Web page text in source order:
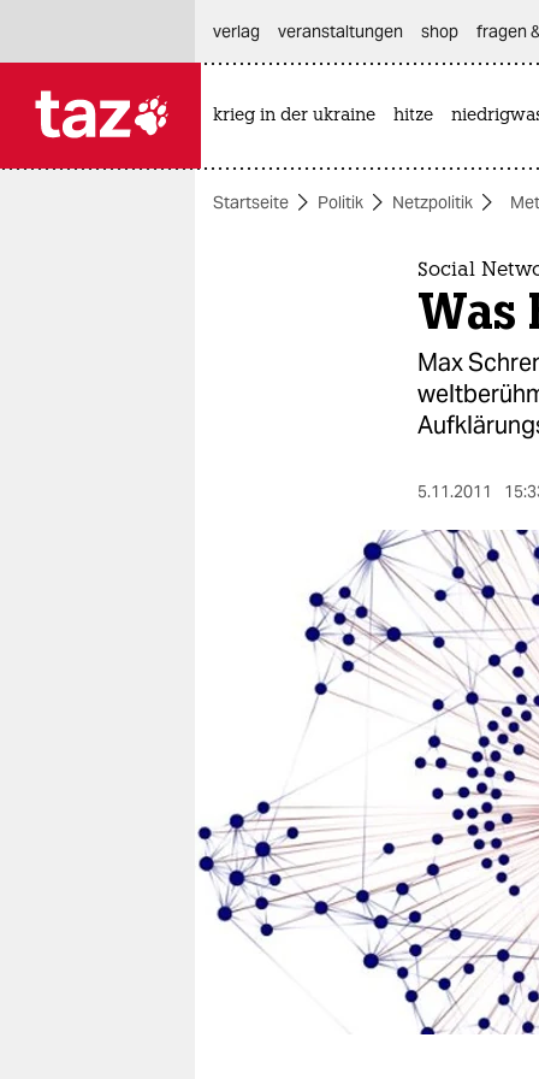
themen
wahrheit
veranstaltungen
shop
fragen & hilfe
unterstützen
verlag
veranstaltungen shop fragen
krieg in der ukraine hitze
Startseite Politik Netzpolitik
Social
Was
Max
5.11.2011